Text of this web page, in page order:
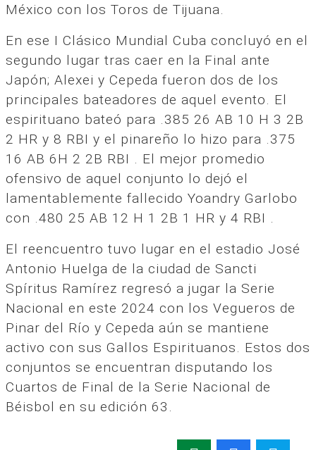
México con los Toros de Tijuana.
En ese I Clásico Mundial Cuba concluyó en el
segundo lugar tras caer en la Final ante
Japón; Alexei y Cepeda fueron dos de los
principales bateadores de aquel evento. El
espirituano bateó para .385 26 AB 10 H 3 2B
2 HR y 8 RBI y el pinareño lo hizo para .375
16 AB 6H 2 2B RBI . El mejor promedio
ofensivo de aquel conjunto lo dejó el
lamentablemente fallecido Yoandry Garlobo
con .480 25 AB 12 H 1 2B 1 HR y 4 RBI .
El reencuentro tuvo lugar en el estadio José
Antonio Huelga de la ciudad de Sancti
Spíritus Ramírez regresó a jugar la Serie
Nacional en este 2024 con los Vegueros de
Pinar del Río y Cepeda aún se mantiene
activo con sus Gallos Espirituanos. Estos dos
conjuntos se encuentran disputando los
Cuartos de Final de la Serie Nacional de
Béisbol en su edición 63.